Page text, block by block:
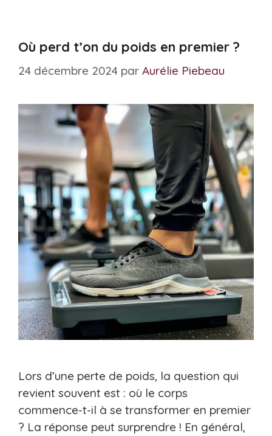
Où perd t’on du poids en premier ?
24 décembre 2024 par Aurélie Piebeau
Lors d’une perte de poids, la question qui
revient souvent est : où le corps
commence-t-il à se transformer en premier
? La réponse peut surprendre ! En général,